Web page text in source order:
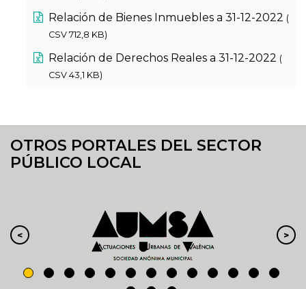
Relación de Bienes Inmuebles a 31-12-2022 (
CSV 712,8 KB)
Relación de Derechos Reales a 31-12-2022 (
CSV 43,1 KB)
OTROS PORTALES DEL SECTOR
PÚBLICO LOCAL